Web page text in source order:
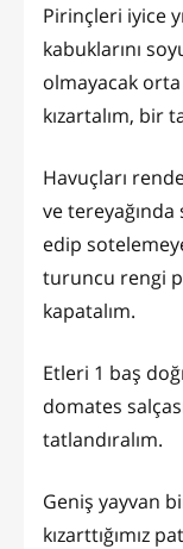
Pirinçleri iyice
kabuklarını
olmayacak orta
kızartalım, bir
Havuçları
ve
edip
turuncu rengi
kapatalım.
Etleri 1 baş
domates
tatlandıralım.
Geniş yayvan
kızarttığımız